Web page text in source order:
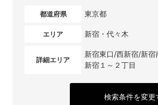
都道府県 東京都
エリア 新宿・代々木
詳細エリア
新宿東口/西新宿/新
新宿１～２丁目
検索条件を変更